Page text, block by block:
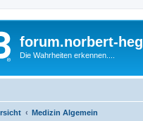
forum.norbert-
Die Wahrheiten erkennen....
Medizin Algemein